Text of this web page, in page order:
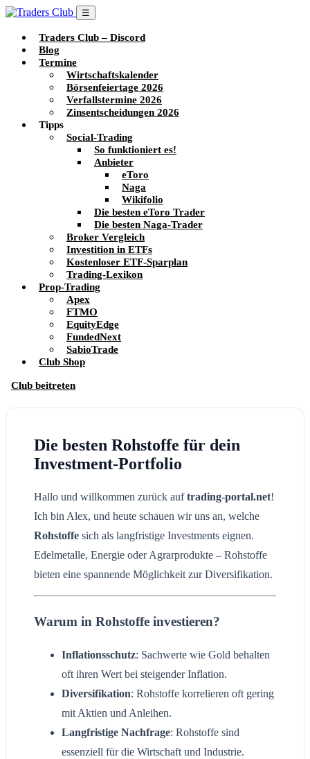
☰
Traders Club – Discord
Blog
Termine
Wirtschaftskalender
Börsenfeiertage 2026
Verfallstermine 2026
Zinsentscheidungen 2026
Tipps
Social-Trading
So funktioniert es!
Anbieter
eToro
Naga
Wikifolio
Die besten eToro Trader
Die besten Naga-Trader
Broker Vergleich
Investition in ETFs
Kostenloser ETF-Sparplan
Trading-Lexikon
Prop-Trading
Apex
FTMO
EquityEdge
FundedNext
SabioTrade
Club Shop
Club beitreten
Die besten Rohstoffe für dein
Investment-Portfolio
Hallo und willkommen zurück auftrading-portal.net!
Ich bin Alex, und heute schauen wir uns an, welche
Rohstoffe sich als langfristige Investments eignen.
Edelmetalle, Energie oder Agrarprodukte – Rohstoffe
bieten eine spannende Möglichkeit zur Diversifikation.
Warum in Rohstoffe investieren?
Inflationsschutz: Sachwerte wie Gold behalten
oft ihren Wert bei steigender Inflation.
Diversifikation: Rohstoffe korrelieren oft gering
mit Aktien und Anleihen.
Langfristige Nachfrage: Rohstoffe sind
essenziell für die Wirtschaft und Industrie.